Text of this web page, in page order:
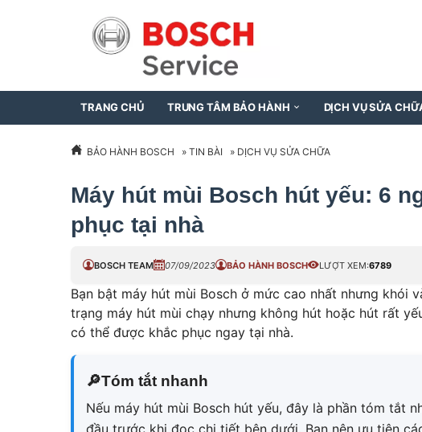
TRANG CHỦ TRUNG TÂM BẢO HÀNH DỊCH VỤ SỬA
BẢO HÀNH BOSCH » TIN BÀI » DỊCH VỤ SỬA CHỮA
Máy hút mùi Bosch hút yếu: 6
phục tại nhà
BOSCH TEAM 07/09/2023 BẢO HÀNH BOSCH LƯỢT XEM:6789
Bạn bật máy hút mùi Bosch ở mức cao nhất nhưng khói
trạng máy hút mùi chạy nhưng không hút hoặc hút rất
có thể được khắc phục ngay tại nhà.
🔎Tóm tắt nhanh
Nếu máy hút mùi Bosch hút yếu, đây là phần tóm tắt